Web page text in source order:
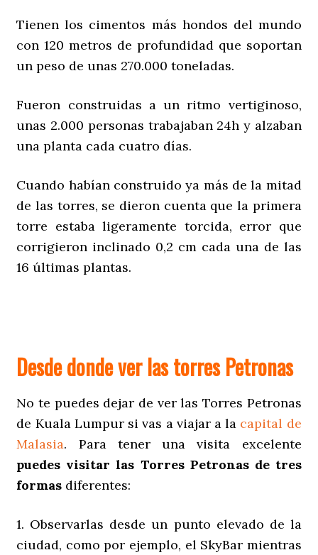
Tienen los cimentos más hondos del mundo
con 120 metros de profundidad que soportan
un peso de unas 270.000 toneladas.
Fueron construidas a un ritmo vertiginoso,
unas 2.000 personas trabajaban 24h y alzaban
una planta cada cuatro días.
Cuando habían construido ya más de la mitad
de las torres, se dieron cuenta que la primera
torre estaba ligeramente torcida, error que
corrigieron inclinado 0,2 cm cada una de las
16 últimas plantas.
Desde donde ver las torres Petronas
No te puedes dejar de ver las Torres Petronas
de Kuala Lumpur si vas a viajar a la capital de
Malasia. Para tener una visita excelente
puedes visitar las Torres Petronas de tres
formas diferentes:
1. Observarlas desde un punto elevado de la
ciudad, como por ejemplo, el SkyBar mientras